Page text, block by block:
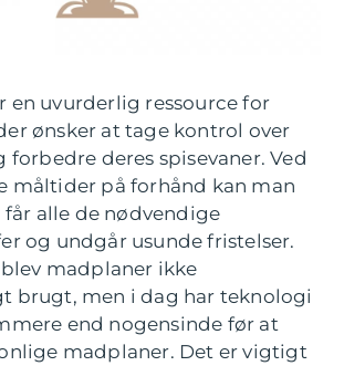
en uvurderlig ressource for
ønsker at tage kontrol over
forbedre deres spisevaner. Ved
måltider på forhånd kan man
får alle de nødvendige
og undgår usunde fristelser.
madplaner ikke
brugt, men i dag har teknologi
end nogensinde før at
madplaner. Det er vigtigt